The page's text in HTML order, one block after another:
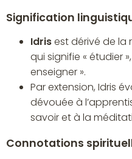
Signification
Idrisest dérivé de la
qui signifie « étudier
enseigner ».
Par extension, Idris
dévouée à
savoir et à la
Connotations